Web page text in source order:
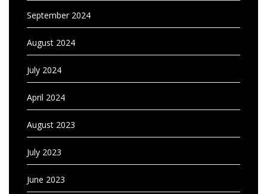
September 2024
August 2024
July 2024
April 2024
August 2023
July 2023
June 2023